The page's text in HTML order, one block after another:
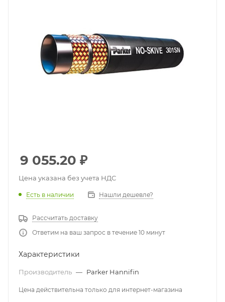
9 055.20 ₽
Цена указана без учета НДС
Есть в наличии Нашли дешевле?
Рассчитать доставку
Ответим на ваш запрос в течение 10 минут
Характеристики
Производитель — Parker Hannifin
Цена действительна только для интернет-магазина